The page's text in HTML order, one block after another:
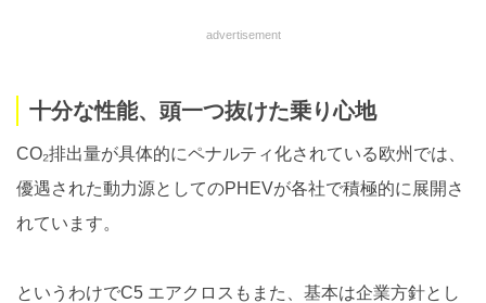
advertisement
十分な性能、頭一つ抜けた乗り心地
CO₂排出量が具体的にペナルティ化されている欧州では、
優遇された動力源としてのPHEVが各社で積極的に展開さ
れています。
というわけでC5 エアクロスもまた、基本は企業方針とし